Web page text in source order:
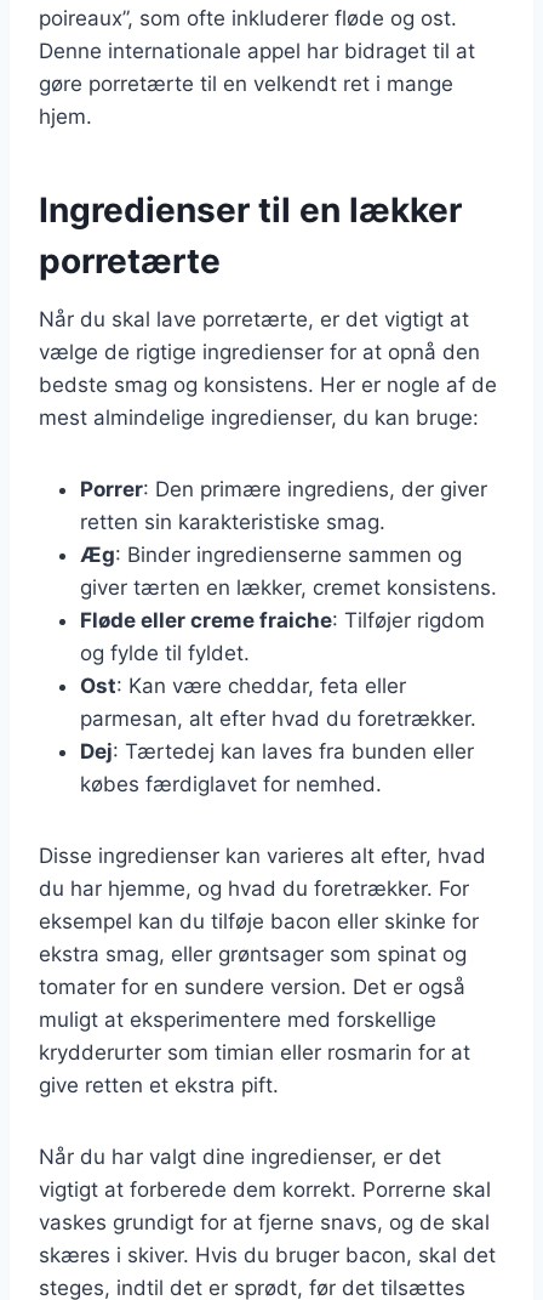
poireaux”, som ofte inkluderer fløde og ost.
Denne internationale appel har bidraget til at
gøre porretærte til en velkendt ret i mange
hjem.
Ingredienser til en lækker
porretærte
Når du skal lave porretærte, er det vigtigt at
vælge de rigtige ingredienser for at opnå den
bedste smag og konsistens. Her er nogle af de
mest almindelige ingredienser, du kan bruge:
Porrer: Den primære ingrediens, der giver
retten sin karakteristiske smag.
Æg: Binder ingredienserne sammen og
giver tærten en lækker, cremet konsistens.
Fløde eller creme fraiche: Tilføjer rigdom
og fylde til fyldet.
Ost: Kan være cheddar, feta eller
parmesan, alt efter hvad du foretrækker.
Dej: Tærtedej kan laves fra bunden eller
købes færdiglavet for nemhed.
Disse ingredienser kan varieres alt efter, hvad
du har hjemme, og hvad du foretrækker. For
eksempel kan du tilføje bacon eller skinke for
ekstra smag, eller grøntsager som spinat og
tomater for en sundere version. Det er også
muligt at eksperimentere med forskellige
krydderurter som timian eller rosmarin for at
give retten et ekstra pift.
Når du har valgt dine ingredienser, er det
vigtigt at forberede dem korrekt. Porrerne skal
vaskes grundigt for at fjerne snavs, og de skal
skæres i skiver. Hvis du bruger bacon, skal det
steges, indtil det er sprødt, før det tilsættes